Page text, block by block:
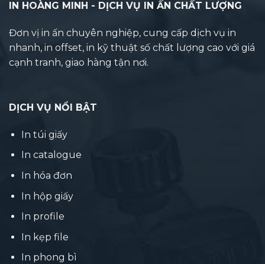
IN HOÀNG MINH - DỊCH VỤ IN ẤN CHẤT LƯỢNG
Đơn vị in ấn chuyên nghiệp, cung cấp dịch vụ in
nhanh, in offset, in kỹ thuật số chất lượng cao với giá
cạnh tranh, giao hàng tận nơi.
DỊCH VỤ NỔI BẬT
In túi giấy
In catalogue
In hóa đơn
In hộp giấy
In profile
In kẹp file
In phong bì